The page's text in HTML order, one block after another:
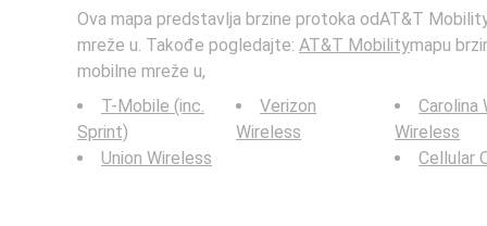
Ova mapa predstavlja brzine protoka odAT&T
mreže u. Takođe pogledajte: AT&T Mobilitymapu
mobilne mreže u,
T-Mobile (inc.
Sprint)
Union Wireless
Verizon
Wireless
Carolina
Wireless
Cellular